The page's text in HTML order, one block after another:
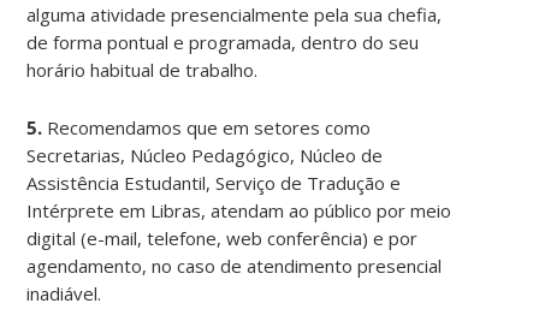
alguma atividade presencialmente pela sua chefia,
de forma pontual e programada, dentro do seu
horário habitual de trabalho.
5. Recomendamos que em setores como
Secretarias, Núcleo Pedagógico, Núcleo de
Assistência Estudantil, Serviço de Tradução e
Intérprete em Libras, atendam ao público por meio
digital (e-mail, telefone, web conferência) e por
agendamento, no caso de atendimento presencial
inadiável.